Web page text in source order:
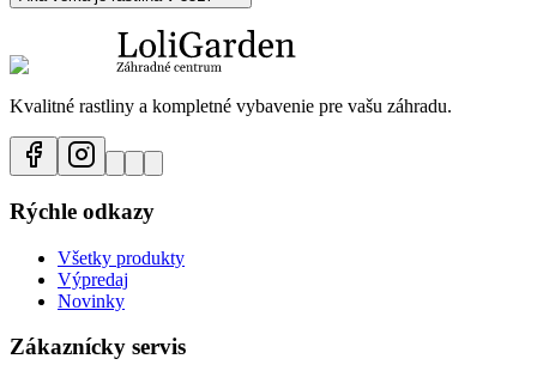
Kvalitné rastliny a kompletné vybavenie pre vašu záhradu.
Rýchle odkazy
Všetky produkty
Výpredaj
Novinky
Zákaznícky servis